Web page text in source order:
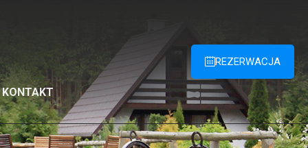
KONTAKT
REZERWACJA